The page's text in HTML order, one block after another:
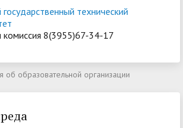
государственный технический
комиссия 8(3955)67-34-17
об образовательной организации